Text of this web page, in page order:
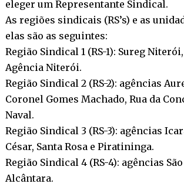
eleger um Representante Sindical.
As regiões sindicais (RS’s) e as
elas são as seguintes:
Região Sindical 1 (RS-1): Sureg
Agência Niterói.
Região Sindical 2 (RS-2): agências
Coronel Gomes Machado, Rua da
Naval.
Região Sindical 3 (RS-3): agências
César, Santa Rosa e Piratininga.
Região Sindical 4 (RS-4): agências
Alcântara.